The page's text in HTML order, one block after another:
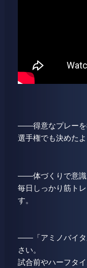
――得意なプレーを
選手権でも決めた
――体づくりで意識
毎日しっかり筋ト
す。
――「アミノバイタ
さい。
試合前やハーフタ